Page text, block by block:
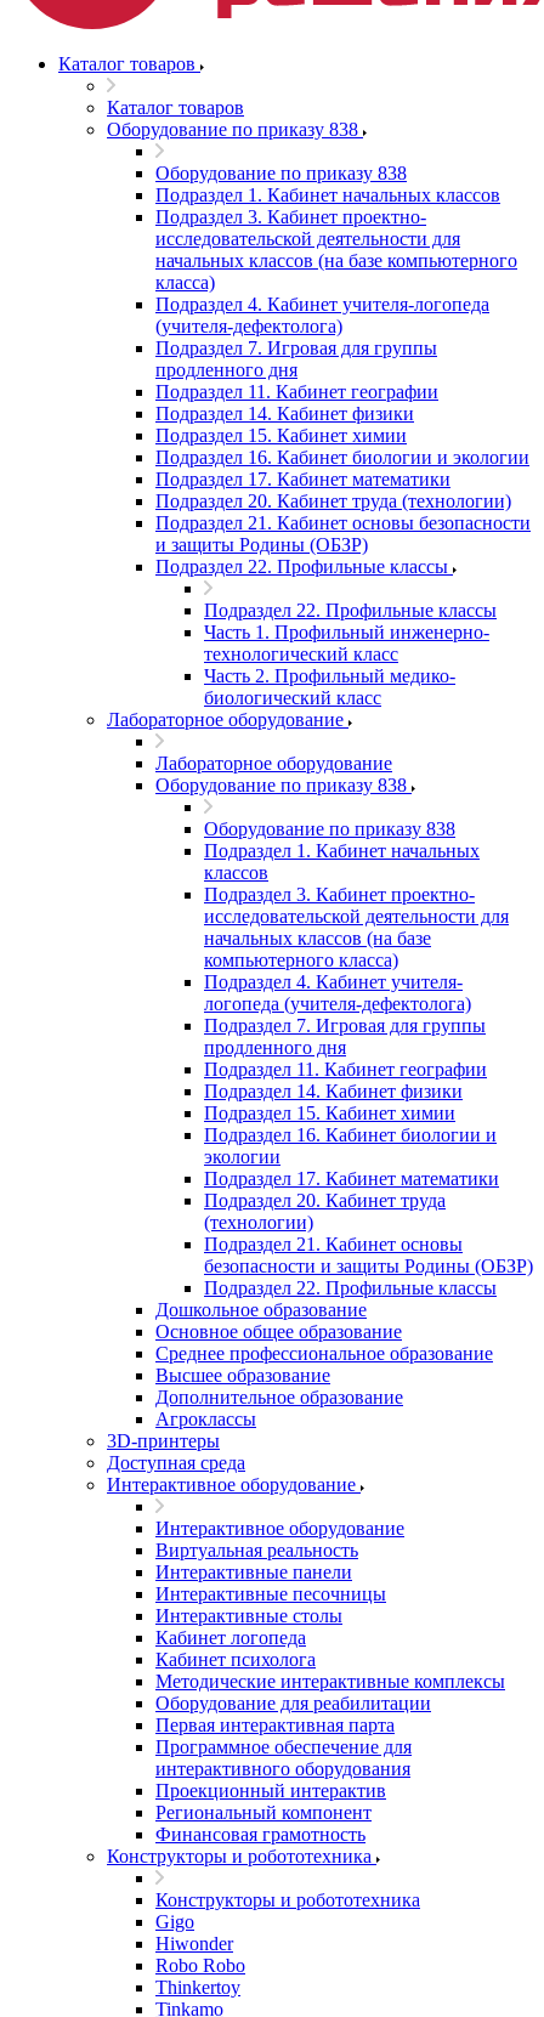
Каталог товаров
Каталог товаров
Оборудование по приказу 838
Оборудование по приказу 838
Подраздел 1. Кабинет начальных классов
Подраздел 3. Кабинет проектно-
исследовательской деятельности для
начальных классов (на базе компьютерного
класса)
Подраздел 4. Кабинет учителя-логопеда
(учителя-дефектолога)
Подраздел 7. Игровая для группы
продленного дня
Подраздел 11. Кабинет географии
Подраздел 14. Кабинет физики
Подраздел 15. Кабинет химии
Подраздел 16. Кабинет биологии и экологии
Подраздел 17. Кабинет математики
Подраздел 20. Кабинет труда (технологии)
Подраздел 21. Кабинет основы безопасности
и защиты Родины (ОБЗР)
Подраздел 22. Профильные классы
Подраздел 22. Профильные классы
Часть 1. Профильный инженерно-
технологический класс
Часть 2. Профильный медико-
биологический класс
Лабораторное оборудование
Лабораторное оборудование
Оборудование по приказу 838
Оборудование по приказу 838
Подраздел 1. Кабинет начальных
классов
Подраздел 3. Кабинет проектно-
исследовательской деятельности для
начальных классов (на базе
компьютерного класса)
Подраздел 4. Кабинет учителя-
логопеда (учителя-дефектолога)
Подраздел 7. Игровая для группы
продленного дня
Подраздел 11. Кабинет географии
Подраздел 14. Кабинет физики
Подраздел 15. Кабинет химии
Подраздел 16. Кабинет биологии и
экологии
Подраздел 17. Кабинет математики
Подраздел 20. Кабинет труда
(технологии)
Подраздел 21. Кабинет основы
безопасности и защиты Родины (ОБЗР)
Подраздел 22. Профильные классы
Дошкольное образование
Основное общее образование
Среднее профессиональное образование
Высшее образование
Дополнительное образование
Агроклассы
3D-принтеры
Доступная среда
Интерактивное оборудование
Интерактивное оборудование
Виртуальная реальность
Интерактивные панели
Интерактивные песочницы
Интерактивные столы
Кабинет логопеда
Кабинет психолога
Методические интерактивные комплексы
Оборудование для реабилитации
Первая интерактивная парта
Программное обеспечение для
интерактивного оборудования
Проекционный интерактив
Региональный компонент
Финансовая грамотность
Конструкторы и робототехника
Конструкторы и робототехника
Gigo
Hiwonder
Robo Robo
Thinkertoy
Tinkamo